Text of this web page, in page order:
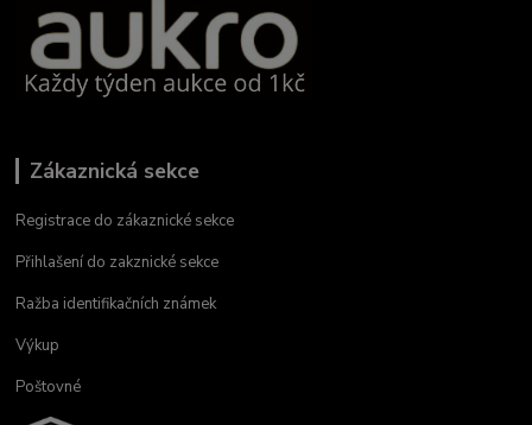
Zákaznická sekce
Registrace do zákaznické sekce
Přihlašení do zakznické sekce
Ražba identifikačních známek
Výkup
Poštovné